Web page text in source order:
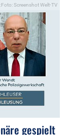
Screenshot Welt-TV
gespielt